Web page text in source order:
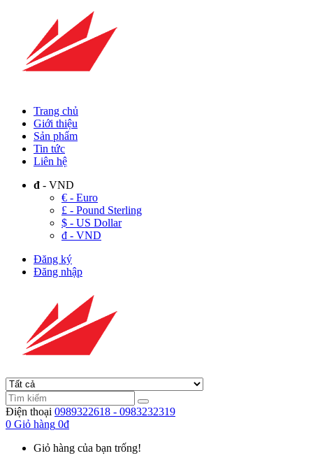
Trang chủ
Giới thiệu
Sản phẩm
Tin tức
Liên hệ
đ - VND
€ - Euro
£ - Pound Sterling
$ - US Dollar
đ - VND
Đăng ký
Đăng nhập
Điện thoại 0989322618 - 0983232319
0 Giỏ hàng 0đ
Giỏ hàng của bạn trống!